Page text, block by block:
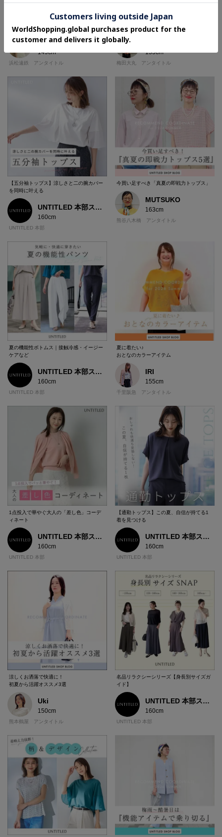
褒められトップスで作る！
6月の新作スタイリング
KAHO
149cm
浜松遠鉄 アンタイトル
シルエットで選ぶ！
パンツ、スカートコーディネート✨
155cm
梅田大丸 アンタイトル
【五分袖トップス】涼しさと二の腕カバー
を同時に叶える
UNTITLED 本部スタッフ
160cm
UNTITLED 本部
今買い足すべき「真夏の即戦力トップス」
MUTSUKO
163cm
熊谷八木橋 アンタイトル
夏の機能性ボトムス｜接触冷感・イージー
ケアなど
UNTITLED 本部スタッフ
160cm
UNTITLED 本部
夏に着たい♪
おとなのカラーアイテム
IRI
155cm
千里阪急 アンタイトル
1点投入で華やぐ大人の「差し色」コーデ
ィネート
UNTITLED 本部スタッフ
160cm
UNTITLED 本部
【通勤トップス】この夏、自信が持てる1
着を見つける
UNTITLED 本部スタッフ
160cm
UNTITLED 本部
涼しくお洒落で快適に！
初夏から活躍オススメ3選
Uki
150cm
熊本鶴屋 アンタイトル
名品リラクシーシリーズ【身長別サイズガ
イド】
UNTITLED 本部スタッフ
160cm
UNTITLED 本部